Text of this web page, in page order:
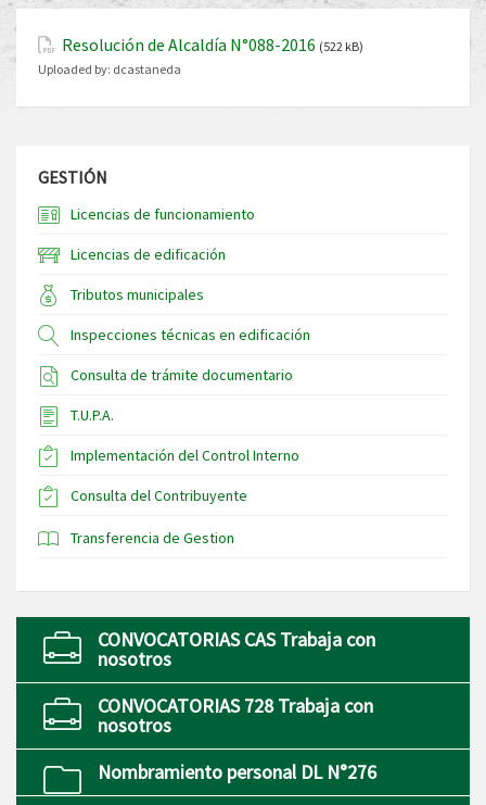
Resolución de Alcaldía N°088-2016 (522 kB)
Uploaded by: dcastaneda
GESTIÓN
Licencias de funcionamiento
Licencias de edificación
Tributos municipales
Inspecciones técnicas en edificación
Consulta de trámite documentario
T.U.P.A.
Implementación del Control Interno
Consulta del Contribuyente
Transferencia de Gestion
CONVOCATORIAS CAS Trabaja con
nosotros
CONVOCATORIAS 728 Trabaja con
nosotros
Nombramiento personal DL N°276